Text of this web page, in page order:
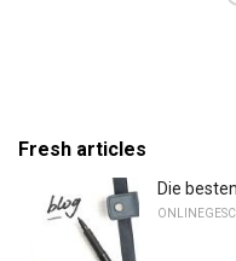
Fresh articles
Die